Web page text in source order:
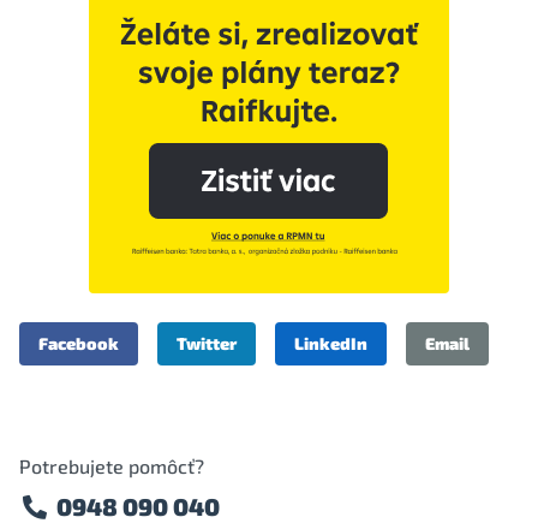
Facebook Twitter LinkedIn Email
Potrebujete pomôcť?
0948 090 040